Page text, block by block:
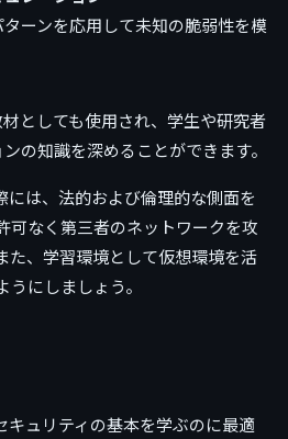
ーンを応用して未知の脆弱性を模
としても使用され、学生や研究者
の知識を深めることができます。
は、法的および倫理的な側面を
可なく第三者のネットワークを攻
た、学習環境として仮想環境を活
にしましょう。
ュリティの基本を学ぶのに最適